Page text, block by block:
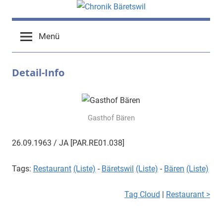
Inhalt
springenchronik-
baeretswil.ch
baeretswil.ch
Menü
Detail-Info
Gasthof Bären
26.09.1963 / JA [PAR.RE01.038]
Tags: Restaurant (Liste) - Bäretswil (Liste) - Bären (Liste)
Tag Cloud | Restaurant >